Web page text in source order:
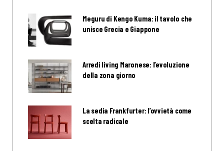
Meguru di Kengo Kuma: il tavolo che
unisce Grecia e Giappone
Arredi living Maronese: l’evoluzione
della zona giorno
La sedia Frankfurter: l’ovvietà come
scelta radicale